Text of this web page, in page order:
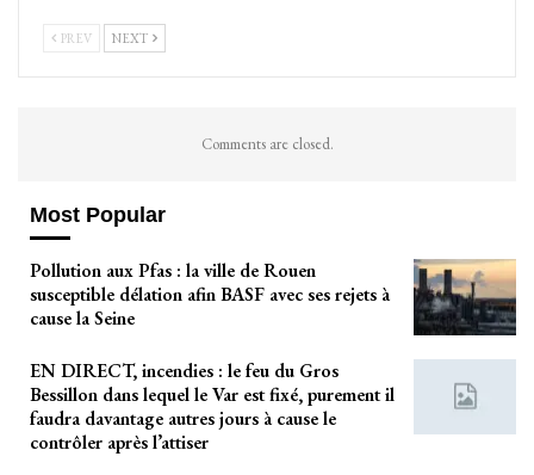
PREV NEXT
Comments are closed.
Most Popular
Pollution aux Pfas : la ville de Rouen
susceptible délation afin BASF avec ses rejets à
cause la Seine
EN DIRECT, incendies : le feu du Gros
Bessillon dans lequel le Var est fixé, purement il
faudra davantage autres jours à cause le
contrôler après l’attiser